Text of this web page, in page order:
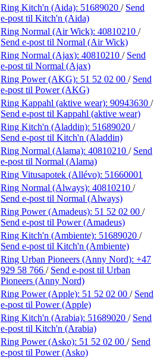
Ring Kitch'n (Aida): 51689020 / Send
e-post til Kitch'n (Aida)
Ring Normal (Air Wick): 40810210 /
Send e-post til Normal (Air Wick)
Ring Normal (Ajax): 40810210 / Send
e-post til Normal (Ajax)
Ring Power (AKG): 51 52 02 00 / Send
e-post til Power (AKG)
Ring Kappahl (aktive wear): 90943630 /
Send e-post til Kappahl (aktive wear)
Ring Kitch'n (Aladdin): 51689020 /
Send e-post til Kitch'n (Aladdin)
Ring Normal (Alama): 40810210 / Send
e-post til Normal (Alama)
Ring Vitusapotek (Allévo): 51660001
Ring Normal (Always): 40810210 /
Send e-post til Normal (Always)
Ring Power (Amadeus): 51 52 02 00 /
Send e-post til Power (Amadeus)
Ring Kitch'n (Ambiente): 51689020 /
Send e-post til Kitch'n (Ambiente)
Ring Urban Pioneers (Anny Nord): +47
929 58 766 / Send e-post til Urban
Pioneers (Anny Nord)
Ring Power (Apple): 51 52 02 00 / Send
e-post til Power (Apple)
Ring Kitch'n (Arabia): 51689020 / Send
e-post til Kitch'n (Arabia)
Ring Power (Asko): 51 52 02 00 / Send
e-post til Power (Asko)